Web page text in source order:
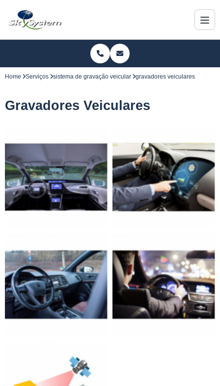
Home Serviços sistema de gravação veicular gravadores veiculares
Gravadores Veiculares